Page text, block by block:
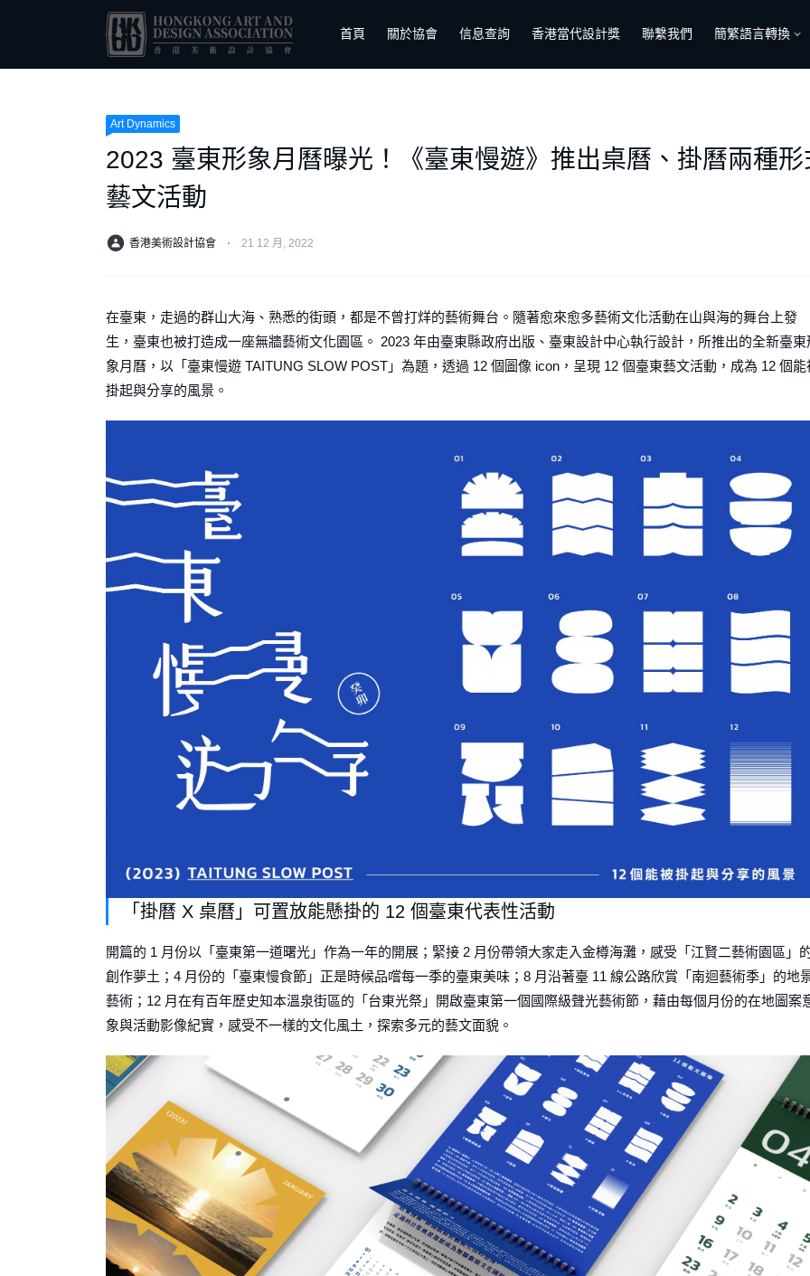
首頁 關於協會 信息查詢 香港當代設計獎 聯繫我們 簡繁語言轉換
Art Dynamics
2023 臺東形象⽉曆曝光！《臺東慢遊》推出桌曆、掛曆兩種
藝⽂活動
香港美術設計協會 ⋅ 21 12 月, 2022
在臺東，走過的群⼭⼤海、熟悉的街頭，都是不曾打烊的藝術舞台。隨著愈來愈多藝術⽂化活動在⼭與海的舞台上發
⽣，臺東也被打造成⼀座無牆藝術⽂化園區。 2023 年由臺東縣政府出版、臺東設計中⼼執⾏設計，所推出的全新臺東
象⽉曆，以「臺東慢遊 TAITUNG SLOW POST」為題，透過 12 個圖像 icon，呈現 12 個臺東藝⽂活動，成為 12 個能
掛起與分享的風景。
「掛曆 X 桌曆」可置放能懸掛的 12 個臺東代表性活動
開篇的 1 ⽉份以「臺東第⼀道曙光」作為⼀年的開展；緊接 2 ⽉份帶領⼤家走入⾦樽海灘，感受「江賢⼆藝術園區」
創作夢⼟；4 ⽉份的「臺東慢食節」正是時候品嚐每⼀季的臺東美味；8 ⽉沿著臺 11 線公路欣賞「南迴藝術季」的地
藝術；12 ⽉在有百年歷史知本溫泉街區的「台東光祭」開啟臺東第⼀個國際級聲光藝術節，藉由每個⽉份的在地圖案
象與活動影像紀實，感受不⼀樣的⽂化風⼟，探索多元的藝⽂⾯貌。